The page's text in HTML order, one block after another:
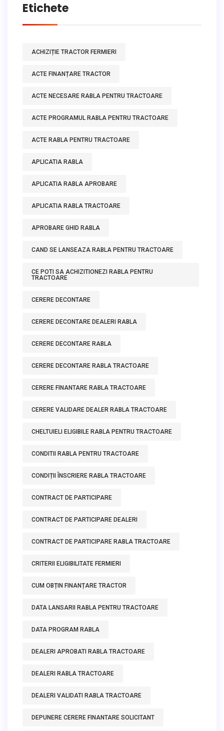
Etichete
ACHIZIȚIE TRACTOR FERMIERI
ACTE FINANȚARE TRACTOR
ACTE NECESARE RABLA PENTRU TRACTOARE
ACTE PROGRAMUL RABLA PENTRU TRACTOARE
ACTE RABLA PENTRU TRACTOARE
APLICATIA RABLA
APLICATIA RABLA APROBARE
APLICATIA RABLA TRACTOARE
APROBARE GHID RABLA
CAND SE LANSEAZA RABLA PENTRU TRACTOARE
CE POTI SA ACHIZITIONEZI RABLA PENTRU
TRACTOARE
CERERE DECONTARE
CERERE DECONTARE DEALERI RABLA
CERERE DECONTARE RABLA
CERERE DECONTARE RABLA TRACTOARE
CERERE FINANTARE RABLA TRACTOARE
CERERE VALIDARE DEALER RABLA TRACTOARE
CHELTUIELI ELIGIBILE RABLA PENTRU TRACTOARE
CONDITII RABLA PENTRU TRACTOARE
CONDIȚII ÎNSCRIERE RABLA TRACTOARE
CONTRACT DE PARTICIPARE
CONTRACT DE PARTICIPARE DEALERI
CONTRACT DE PARTICIPARE RABLA TRACTOARE
CRITERII ELIGIBILITATE FERMIERI
CUM OBȚIN FINANȚARE TRACTOR
DATA LANSARII RABLA PENTRU TRACTOARE
DATA PROGRAM RABLA
DEALERI APROBATI RABLA TRACTOARE
DEALERI RABLA TRACTOARE
DEALERI VALIDATI RABLA TRACTOARE
DEPUNERE CERERE FINANTARE SOLICITANT